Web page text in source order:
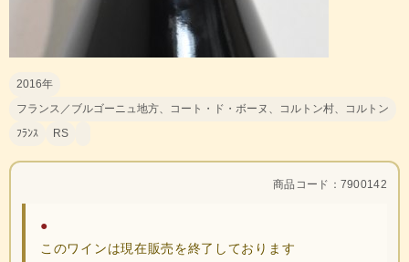
2016年
フランス／ブルゴーニュ地方、コート・ド・ボーヌ、コルトン村、コルトン
ﾌﾗﾝｽ
RS
商品コード：7900142
●
このワインは現在販売を終了しております